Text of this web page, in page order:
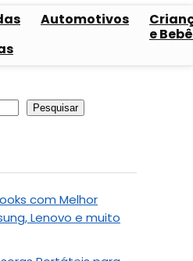
Automotivos
e
Pesquisar
com Melhor
Lenovo e muito